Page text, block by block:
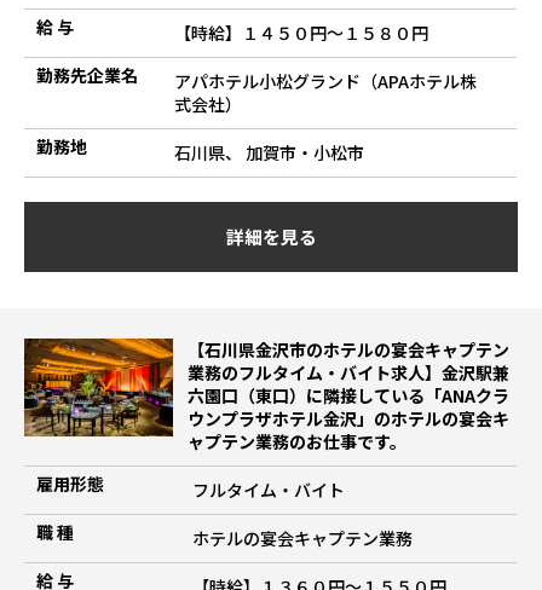
給 与
【時給】１４５０円～１５８０円
勤務先企業名
アパホテル小松グランド（APAホテル株
式会社）
勤務地
石川県、 加賀市・小松市
詳細を見る
【石川県金沢市のホテルの宴会キャプテン
業務のフルタイム・バイト求人】金沢駅兼
六園口（東口）に隣接している「ANAクラ
ウンプラザホテル金沢」のホテルの宴会キ
ャプテン業務のお仕事です。
雇用形態
フルタイム・バイト
職 種
ホテルの宴会キャプテン業務
給 与